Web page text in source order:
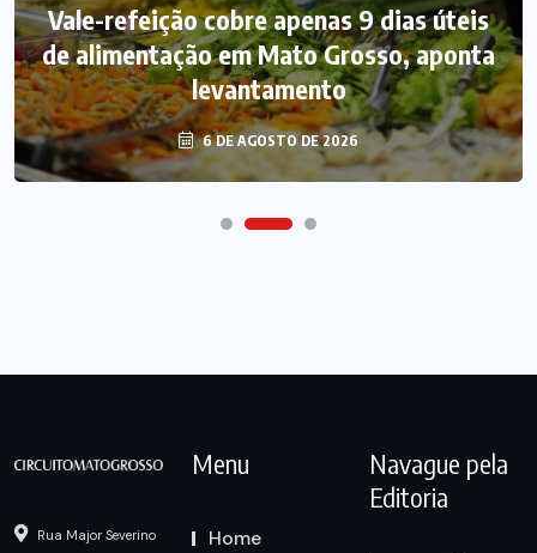
Vale-refeição cobre apenas 9 dias úteis
de alimentação em Mato Grosso, aponta
levantamento
6 DE AGOSTO DE 2026
Rua Major Severino
Menu
Home
Navague pela
Editoria